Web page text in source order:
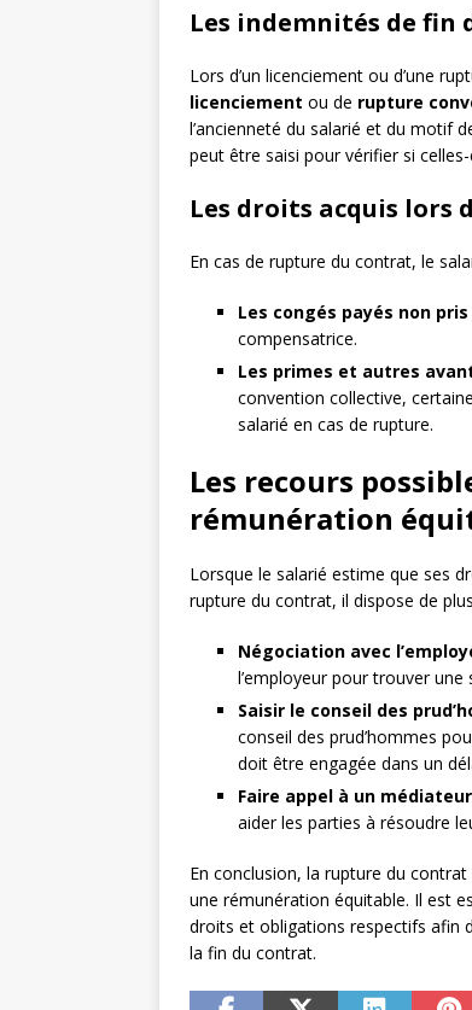
Les indemnités de fin
Lors d’un licenciement ou d’une
licenciement ou de rupture
l’ancienneté du salarié et du motif
peut être saisi pour vérifier si
Les droits acquis lors
En cas de rupture du contrat, le
Les congés payés non pris
compensatrice.
Les primes et autres
convention collective,
salarié en cas de rupture.
Les recours
rémunération
Lorsque le salarié estime que ses
rupture du contrat, il dispose de
Négociation avec
l’employeur pour trouver une
Saisir le conseil des
conseil des prud’hommes
doit être engagée dans un
Faire appel à un
aider les parties à résoudre
En conclusion, la rupture du
une rémunération équitable. Il est
droits et obligations respectifs afin
la fin du contrat.